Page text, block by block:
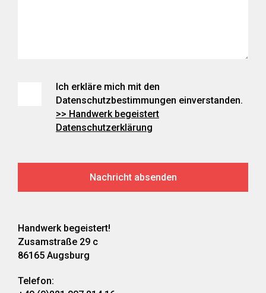
Ich erkläre mich mit den
Datenschutzbestimmungen einverstanden.
>> Handwerk begeistert
Datenschutzerklärung
Handwerk begeistert!
Zusamstraße 29 c
86165 Augsburg
Telefon: